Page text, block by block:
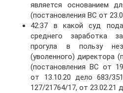
является основанием
(постановления ВС от
42:37 в какой суд
среднего заработка
прогула в пользу
(уволенного) директора
(постановления ВС от
от 13.10.20 дело 683/
127/21764/17, от 23.02.21